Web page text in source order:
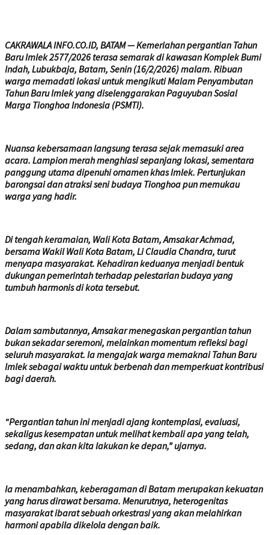
CAKRAWALA INFO.CO.ID, BATAM — Kemeriahan pergantian Tahun
Baru Imlek 2577/2026 terasa semarak di kawasan Komplek Bumi
Indah, Lubukbaja, Batam, Senin (16/2/2026) malam. Ribuan
warga memadati lokasi untuk mengikuti Malam Penyambutan
Tahun Baru Imlek yang diselenggarakan Paguyuban Sosial
Marga Tionghoa Indonesia (PSMTI).
Nuansa kebersamaan langsung terasa sejak memasuki area
acara. Lampion merah menghiasi sepanjang lokasi, sementara
panggung utama dipenuhi ornamen khas Imlek. Pertunjukan
barongsai dan atraksi seni budaya Tionghoa pun memukau
warga yang hadir.
Di tengah keramaian, Wali Kota Batam, Amsakar Achmad,
bersama Wakil Wali Kota Batam, Li Claudia Chandra, turut
menyapa masyarakat. Kehadiran keduanya menjadi bentuk
dukungan pemerintah terhadap pelestarian budaya yang
tumbuh harmonis di kota tersebut.
Dalam sambutannya, Amsakar menegaskan pergantian tahun
bukan sekadar seremoni, melainkan momentum refleksi bagi
seluruh masyarakat. Ia mengajak warga memaknai Tahun Baru
Imlek sebagai waktu untuk berbenah dan memperkuat kontribusi
bagi daerah.
“Pergantian tahun ini menjadi ajang kontemplasi, evaluasi,
sekaligus kesempatan untuk melihat kembali apa yang telah,
sedang, dan akan kita lakukan ke depan,” ujarnya.
Ia menambahkan, keberagaman di Batam merupakan kekuatan
yang harus dirawat bersama. Menurutnya, heterogenitas
masyarakat ibarat sebuah orkestrasi yang akan melahirkan
harmoni apabila dikelola dengan baik.